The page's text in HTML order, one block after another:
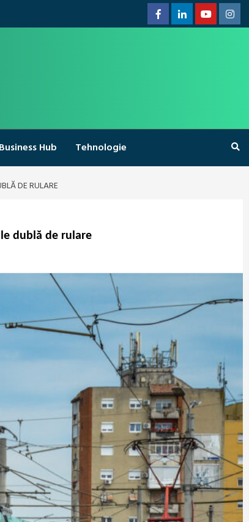
FacebookLinkedinYoutube
Business Hub Tehnologie
DE RULARE
dublă de rulare